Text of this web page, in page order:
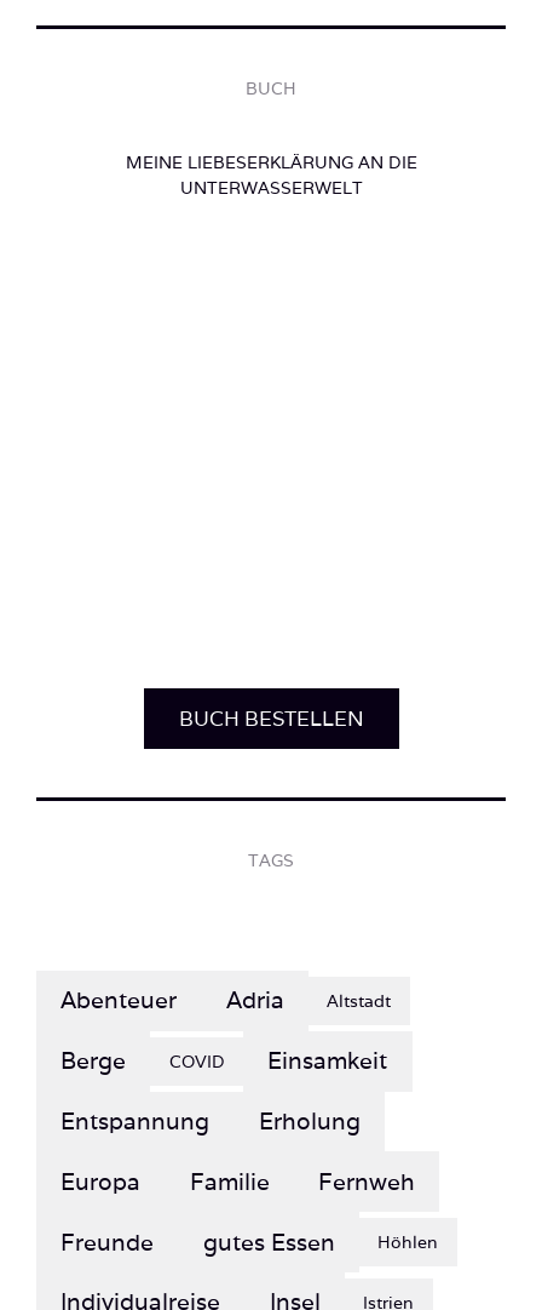
BUCH
MEINE LIEBESERKLÄRUNG AN DIE
UNTERWASSERWELT
Berge COVID Einsamkeit
Entspannung Erholung
Europa Familie Fernweh
Freunde gutes Essen Höhlen
Individualreise Insel Istrien